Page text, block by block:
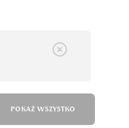
POKAŻ WSZYSTKO